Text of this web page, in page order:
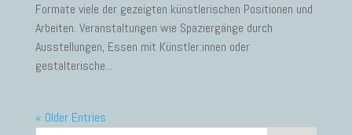
Formate viele der gezeigten künstlerischen Positionen und
Arbeiten. Veranstaltungen wie Spaziergänge durch
Ausstellungen, Essen mit Künstler:innen oder
gestalterische...
« Older Entries